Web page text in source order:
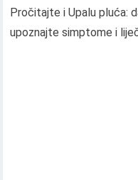
Pročitajte i Upalu pluća:
upoznajte simptome i